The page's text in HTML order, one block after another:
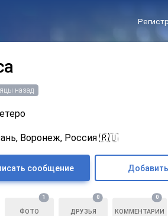
назад
Воронеж, Россия 🇷🇺
сообщение
ФОТО
1
ДРУЗЬЯ
0
КОММЕНТАРИИ
0